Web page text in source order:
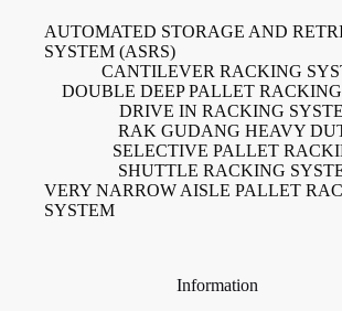
AUTOMATED STORAGE AND
SYSTEM (ASRS)
CANTILEVER RACKING
DOUBLE DEEP PALLET
DRIVE IN RACKING
RAK GUDANG HEAVY
SELECTIVE PALLET
SHUTTLE RACKING
VERY NARROW AISLE PALLET
SYSTEM
Information